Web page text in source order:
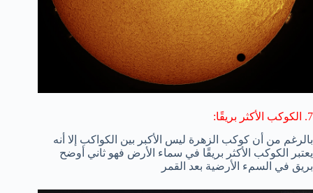
7. الكوكب الأكثر بريقًا:
بالرغم من أن كوكب الزهرة ليس الأكبر بين الكواكب إلا أنه
يعتبر الكوكب الأكثر بريقًا في سماء الأرض فهو ثاني أوضح
بريق في السمء الأرضية بعد القمر